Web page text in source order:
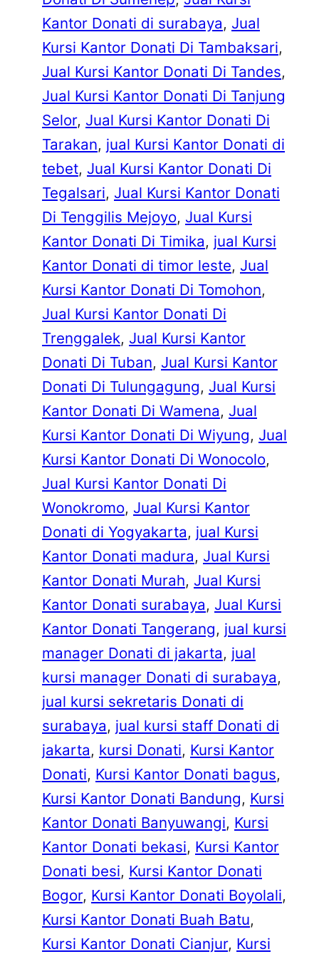
Kantor Donati di surabaya, Jual
Kursi Kantor Donati Di Tambaksari
Jual Kursi Kantor Donati Di Tandes
Jual Kursi Kantor Donati Di Tanjung
Selor, Jual Kursi Kantor Donati Di
Tarakan, jual Kursi Kantor Donati di
tebet, Jual Kursi Kantor Donati Di
Tegalsari, Jual Kursi Kantor Donati
Di Tenggilis Mejoyo, Jual Kursi
Kantor Donati Di Timika, jual Kursi
Kantor Donati di timor leste, Jual
Kursi Kantor Donati Di Tomohon
Jual Kursi Kantor Donati Di
Trenggalek, Jual Kursi Kantor
Donati Di Tuban, Jual Kursi Kantor
Donati Di Tulungagung, Jual Kursi
Kantor Donati Di Wamena, Jual
Kursi Kantor Donati Di Wiyung, Jual
Kursi Kantor Donati Di Wonocolo
Jual Kursi Kantor Donati Di
Wonokromo, Jual Kursi Kantor
Donati di Yogyakarta, jual Kursi
Kantor Donati madura, Jual Kursi
Kantor Donati Murah, Jual Kursi
Kantor Donati surabaya, Jual Kursi
Kantor Donati Tangerang, jual kursi
manager Donati di jakarta, jual
kursi manager Donati di surabaya
jual kursi sekretaris Donati di
surabaya, jual kursi staff Donati di
jakarta, kursi Donati, Kursi Kantor
Donati, Kursi Kantor Donati bagus
Kursi Kantor Donati Bandung, Kursi
Kantor Donati Banyuwangi, Kursi
Kantor Donati bekasi, Kursi Kantor
Donati besi, Kursi Kantor Donati
Bogor, Kursi Kantor Donati Boyolali
Kursi Kantor Donati Buah Batu
Kursi Kantor Donati Cianjur, Kursi